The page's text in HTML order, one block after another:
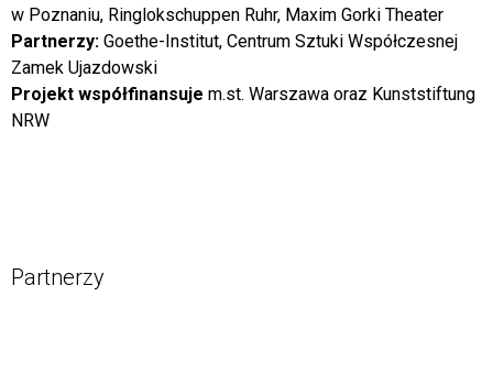
w Poznaniu, Ringlokschuppen Ruhr, Maxim Gorki Theater
Partnerzy: Goethe-Institut, Centrum Sztuki Współczesnej
Zamek Ujazdowski
Projekt współfinansuje m.st. Warszawa oraz Kunststiftung
NRW
Partnerzy